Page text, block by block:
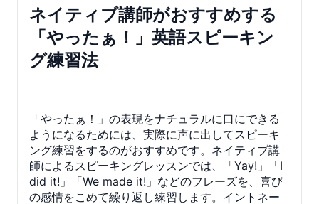
ネイティブ講師がおすすめする
「やったぁ！」英語スピーキン
グ練習法
「やったぁ！」の表現をナチュラルに口にできる
ようになるためには、実際に声に出してスピーキ
ング練習をするのがおすすめです。ネイティブ講
師によるスピーキングレッスンでは、「Yay!」「I
did it!」「We made it!」などのフレーズを、喜び
の感情をこめて繰り返し練習します。イントネー